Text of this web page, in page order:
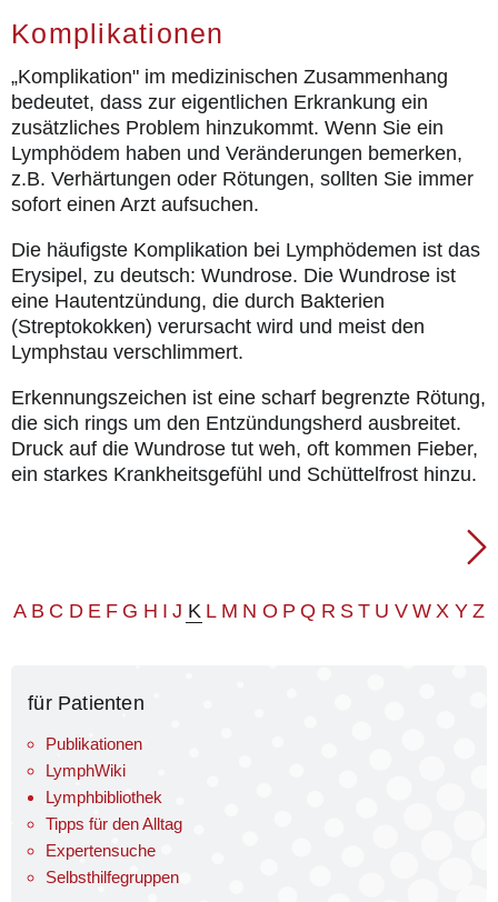
Lymphbibliothek
Tipps für den Alltag
Expertensuche
Selbsthilfegruppen
die Publikationen
Aktuell
Kontakt
Komplikationen
„Komplikation" im medizinischen Zusammenhang
bedeutet, dass zur eigentlichen Erkrankung ein
zusätzliches Problem hinzukommt. Wenn Sie ein
Lymphödem haben und Veränderungen bemerken,
z.B. Verhärtungen oder Rötungen, sollten Sie immer
sofort einen Arzt aufsuchen.
Die häufigste Komplikation bei Lymphödemen ist das
Erysipel, zu deutsch: Wundrose. Die Wundrose ist
eine Hautentzündung, die durch Bakterien
(Streptokokken) verursacht wird und meist den
Lymphstau verschlimmert.
Erkennungszeichen ist eine scharf begrenzte Rötung,
die sich rings um den Entzündungsherd ausbreitet.
Druck auf die Wundrose tut weh, oft kommen Fieber,
ein starkes Krankheitsgefühl und Schüttelfrost hinzu.
A B C D E F G H I J K L M N O P Q R S T U V W X Y Z
für Patienten
Publikationen
LymphWiki
Lymphbibliothek
Tipps für den Alltag
Expertensuche
Selbsthilfegruppen